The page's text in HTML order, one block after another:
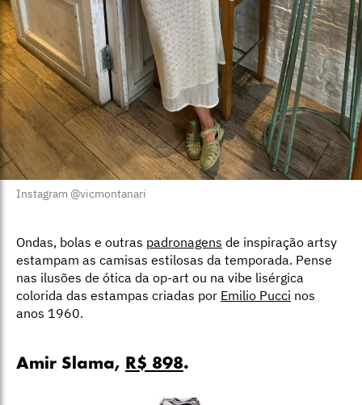
Instagram @vicmontanari
Ondas, bolas e outras padronagens de inspiração artsy
estampam as camisas estilosas da temporada. Pense
nas ilusões de ótica da op-art ou na vibe lisérgica
colorida das estampas criadas por Emilio Pucci nos
anos 1960.
Amir Slama, R$ 898.